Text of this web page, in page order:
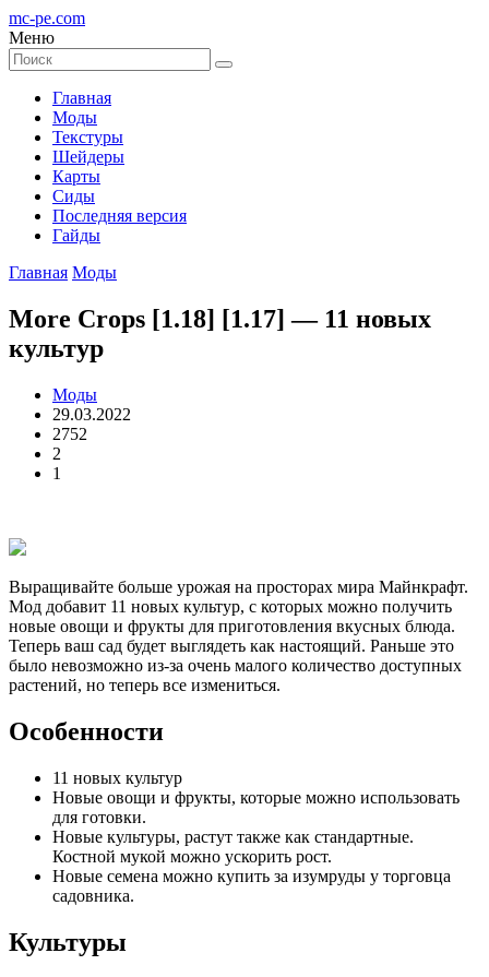
mc-pe.com
Меню
Главная
Моды
Текстуры
Шейдеры
Карты
Сиды
Последняя версия
Гайды
Главная Моды
More Crops [1.18] [1.17] — 11 новых
культур
Моды
29.03.2022
2752
2
1
Выращивайте больше урожая на просторах мира Майнкрафт.
Мод добавит 11 новых культур, с которых можно получить
новые овощи и фрукты для приготовления вкусных блюда.
Теперь ваш сад будет выглядеть как настоящий. Раньше это
было невозможно из-за очень малого количество доступных
растений, но теперь все измениться.
Особенности
11 новых культур
Новые овощи и фрукты, которые можно использовать
для готовки.
Новые культуры, растут также как стандартные.
Костной мукой можно ускорить рост.
Новые семена можно купить за изумруды у торговца
садовника.
Культуры